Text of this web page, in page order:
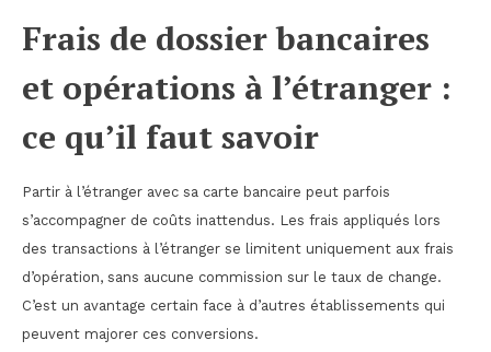
Frais de dossier bancaires
et opérations à l’étranger :
ce qu’il faut savoir
Partir à l’étranger avec sa carte bancaire peut parfois
s’accompagner de coûts inattendus. Les frais appliqués lors
des transactions à l’étranger se limitent uniquement aux frais
d’opération, sans aucune commission sur le taux de change.
C’est un avantage certain face à d’autres établissements qui
peuvent majorer ces conversions.